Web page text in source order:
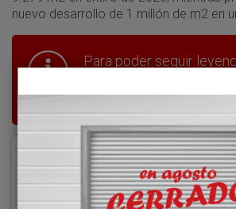
nuevo desarrollo de 1 millón de m2 en
Para poder seguir
del transporte y la
Acceder
Nombre de usuario